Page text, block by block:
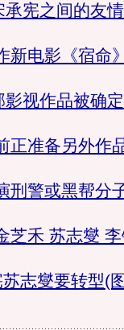
宪之间的友
新电影《宿命
视作品被确
正准备另外作
刑警或黑帮分
芝禾 苏志燮
志燮要转型(